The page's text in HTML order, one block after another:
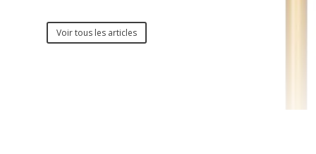
Voir tous les articles